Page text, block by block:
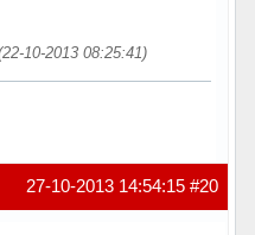
10-2013 08:25:41)
#20
27-10-2013 14:54:15